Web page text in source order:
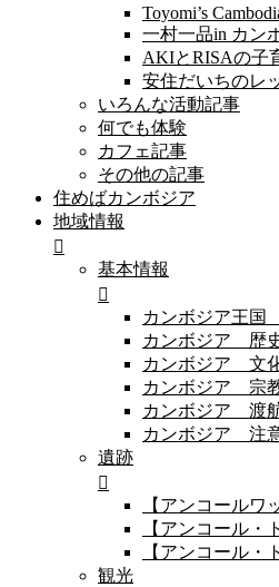
Toyomi’s
一村一品in カン
AKIとRISAの子
安住だいちのレ
いろんな活動記事
何でも体験
カフェ記事
その他の記事
住めばカンボジア
地域情報
基本情報
カンボジア王
カンボジア 歴
カンボジア 文
カンボジア 宗
カンボジア 渡
カンボジア 注
遺跡
【アンコールワ
【アンコール・
【アンコール・
観光